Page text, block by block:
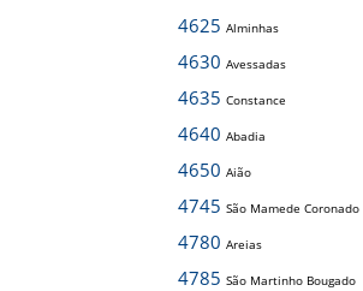
4625 Alminhas
4630 Avessadas
4635 Constance
4640 Abadia
4650 Aião
4745 São Mamede Coronado
4780 Areias
4785 São Martinho Bougado